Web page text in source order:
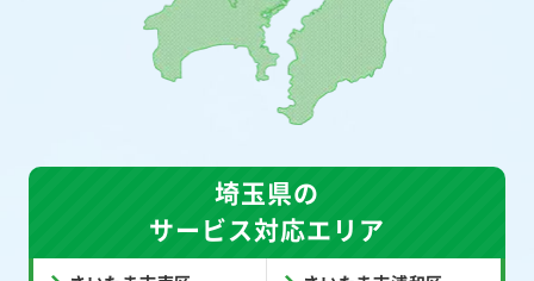
埼玉県の
サービス対応エリア